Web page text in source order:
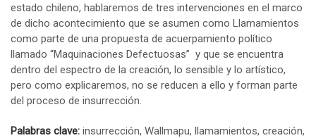
estado chileno, hablaremos de tres intervenciones en el marco
de dicho acontecimiento que se asumen como Llamamientos
como parte de una propuesta de acuerpamiento político
llamado “Maquinaciones Defectuosas” y que se encuentra
dentro del espectro de la creación, lo sensible y lo artístico,
pero como explicaremos, no se reducen a ello y forman parte
del proceso de insurrección.
Palabras clave: insurrección, Wallmapu, llamamientos, creación,